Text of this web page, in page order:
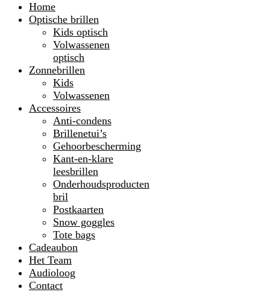
Home
Optische brillen
Kids optisch
Volwassenen
optisch
Zonnebrillen
Kids
Volwassenen
Accessoires
Anti-condens
Brillenetui’s
Gehoorbescherming
Kant-en-klare
leesbrillen
Onderhoudsproducten
bril
Postkaarten
Snow goggles
Tote bags
Cadeaubon
Het Team
Audioloog
Contact